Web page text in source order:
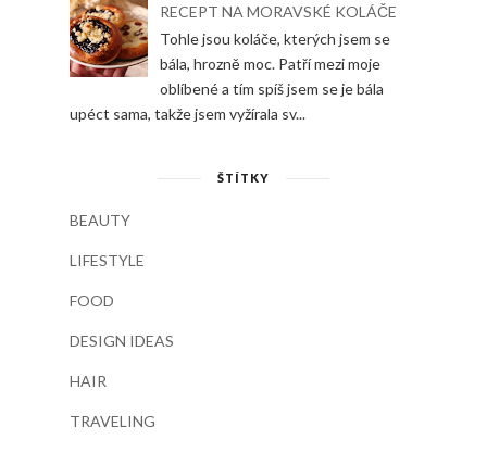
RECEPT NA MORAVSKÉ KOLÁČE
Tohle jsou koláče, kterých jsem se
bála, hrozně moc. Patří mezi moje
oblíbené a tím spíš jsem se je bála
upéct sama, takže jsem vyžírala sv...
ŠTÍTKY
BEAUTY
LIFESTYLE
FOOD
DESIGN IDEAS
HAIR
TRAVELING